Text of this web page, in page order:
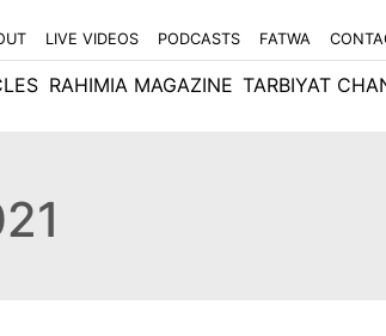
LIVE VIDEOS PODCASTS FATWA
RAHIMIA MAGAZINE TARBIYAT